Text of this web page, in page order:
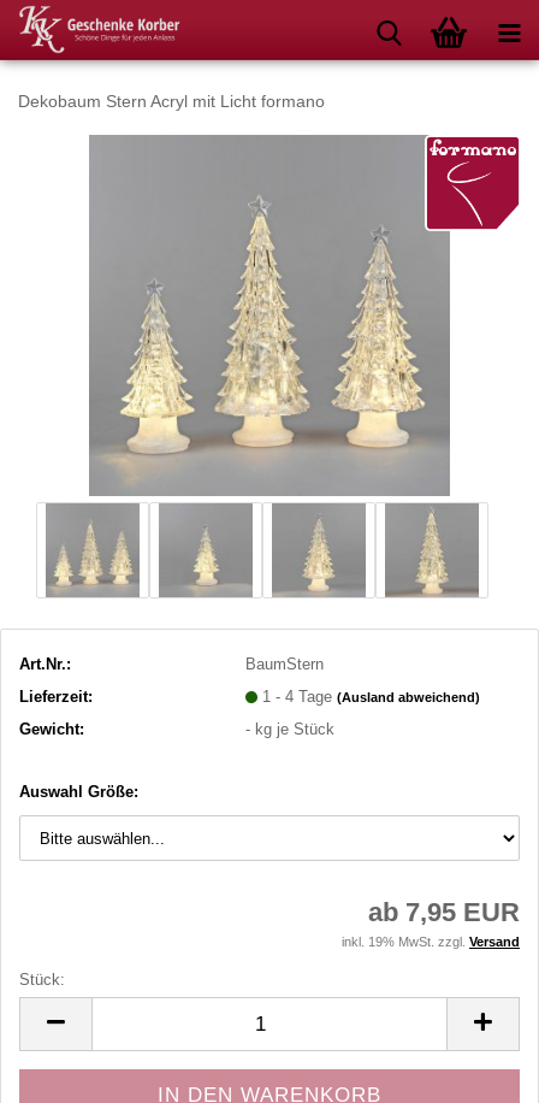
Dekobaum Stern Acryl mit Licht formano
Art.Nr.:
BaumStern
Lieferzeit:
1 - 4 Tage(Ausland abweichend)
Gewicht: - kg je Stück
Auswahl Größe:
ab 7,95 EUR
inkl. 19% MwSt. zzgl. Versand
Stück: